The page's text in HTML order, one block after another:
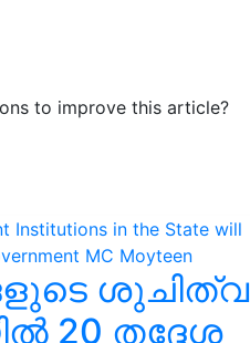
to improve this article?
ശുചിത്വ
20 തദ്ദേശ